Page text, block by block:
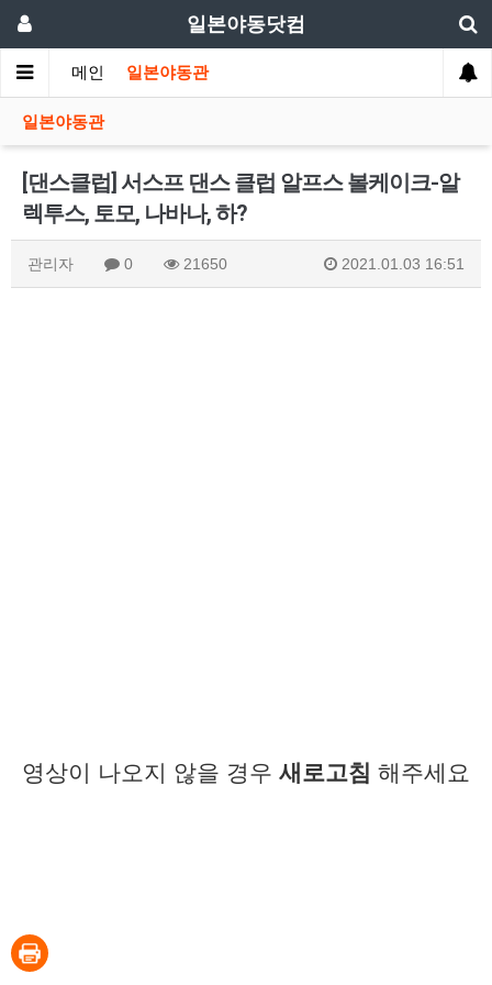
일본야동닷컴
메인 일본야동관
일본야동관
[댄스클럽] 서스프 댄스 클럽 알프스 볼케이크-알
렉투스, 토모, 나바나, 하?
관리자 0 21650 2021.01.03 16:51
영상이 나오지 않을 경우 새로고침 해주세요